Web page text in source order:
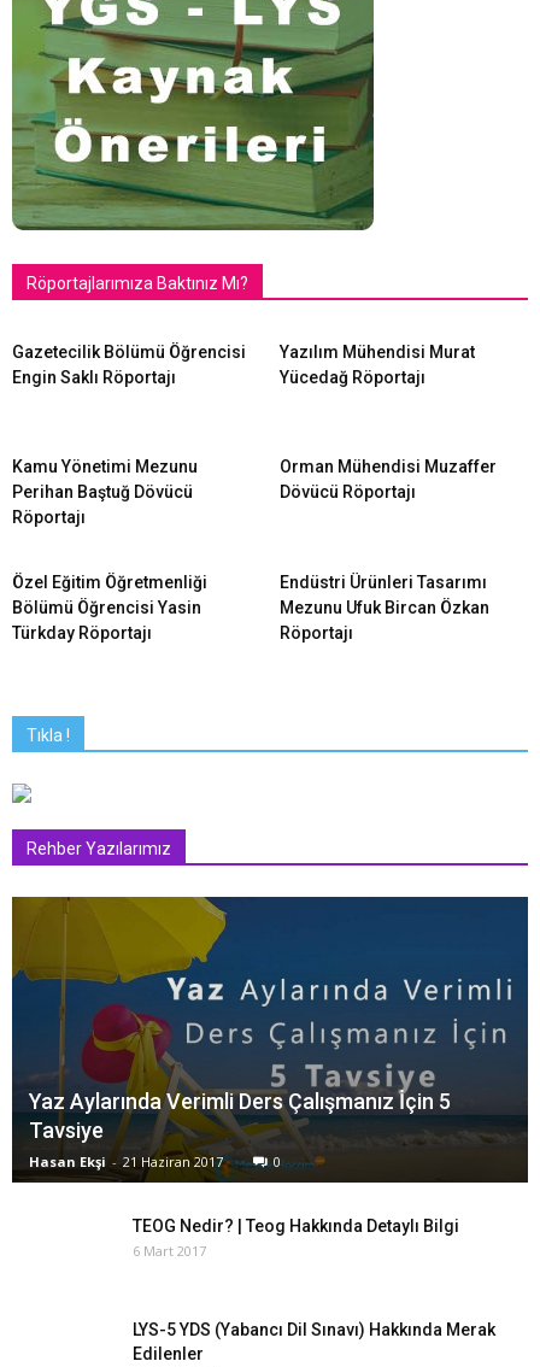
Röportajlarımıza Baktınız Mı?
Gazetecilik Bölümü Öğrencisi
Engin Saklı Röportajı
Yazılım Mühendisi Murat
Yücedağ Röportajı
Kamu Yönetimi Mezunu
Perihan Baştuğ Dövücü
Röportajı
Orman Mühendisi Muzaffer
Dövücü Röportajı
Özel Eğitim Öğretmenliği
Bölümü Öğrencisi Yasin
Türkday Röportajı
Endüstri Ürünleri Tasarımı
Mezunu Ufuk Bircan Özkan
Röportajı
Tıkla !
Rehber Yazılarımız
Yaz Aylarında Verimli Ders Çalışmanız İçin 5
Tavsiye
Hasan Ekşi - 21 Haziran 2017 0
TEOG Nedir? | Teog Hakkında Detaylı Bilgi
6 Mart 2017
LYS-5 YDS (Yabancı Dil Sınavı) Hakkında Merak
Edilenler